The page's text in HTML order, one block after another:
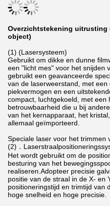
Overzichtstekening
object)
(1) (Lasersysteem)
Gebruikt om dikke en dunne
een "licht mes" voor het snijden
gebruikt een geavanceerde
van de laserweerstand, met
piekvermogen en een
compact, luchtgekoeld, met een
betrouwbaarheid die u bij
van het kernapparaat, het
allemaal geïmporteerd.
Speciale laser voor het trimmen
(2)．
Het wordt gebruikt om de
besturing van het
realiseren.Adopteer precisie
positie van de straal in de X- en
positioneringstijd en trimtijd van
hoge snelheid en hoge precisie.